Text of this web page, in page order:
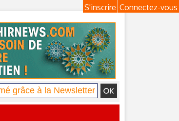
Connectez-vous
S'inscrire